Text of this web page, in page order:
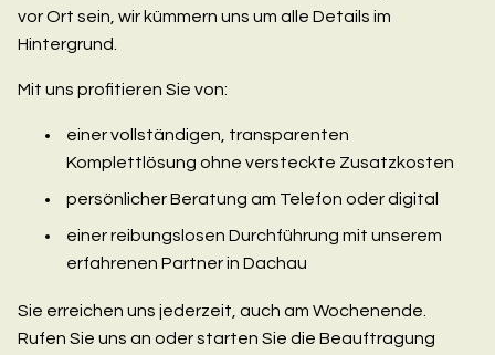
vor Ort sein, wir kümmern uns um alle Details im
Hintergrund.
Mit uns profitieren Sie von:
einer vollständigen, transparenten
Komplettlösung ohne versteckte Zusatzkosten
persönlicher Beratung am Telefon oder digital
einer reibungslosen Durchführung mit unserem
erfahrenen Partner in Dachau
Sie erreichen uns jederzeit, auch am Wochenende.
Rufen Sie uns an oder starten Sie die Beauftragung